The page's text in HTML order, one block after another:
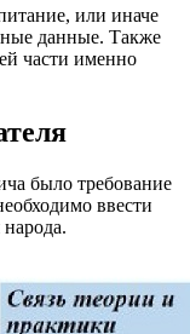
или иначе
данные. Также
части именно
было требование
ввести